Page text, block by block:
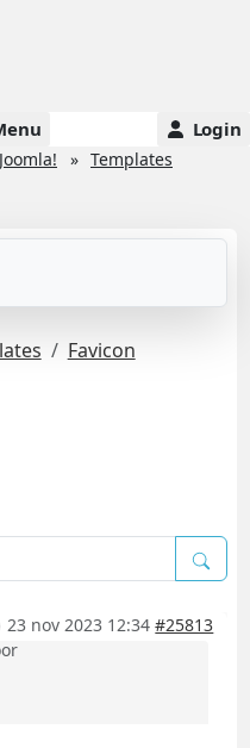
Login
Joomla!
Templates
Favicon
23 nov 2023 12:34 #25813